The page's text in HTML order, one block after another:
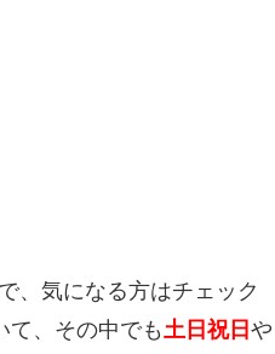
、気になる方はチェック
て、その中でも 土日祝日 や